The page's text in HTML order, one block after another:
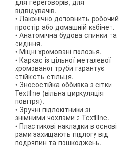
для переговорів, для
відвідувачів.
• Лаконічно доповнить робочий
простір або домашній кабінет.
• Анатомічна будова спинки та
сидіння.
• Міцні хромовані полозья.
• Каркас із цільної металевої
хромованої труби гарантує
стійкість стільця.
• Зносостійка оббивка з сітки
Textiline (вільна циркуляція
повітря).
• Зручні підлокітники зі
знімними чохлами з Textiline.
• Пластикові накладки в основі
рами захищають підлогу від
подряпин та пошкоджень.